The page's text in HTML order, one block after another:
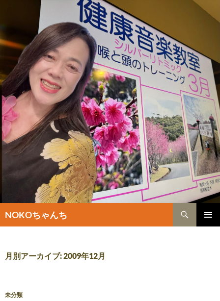
NOKOちゃんち
索
ン
キ
月別アーカイブ: 2009年12月
未分類